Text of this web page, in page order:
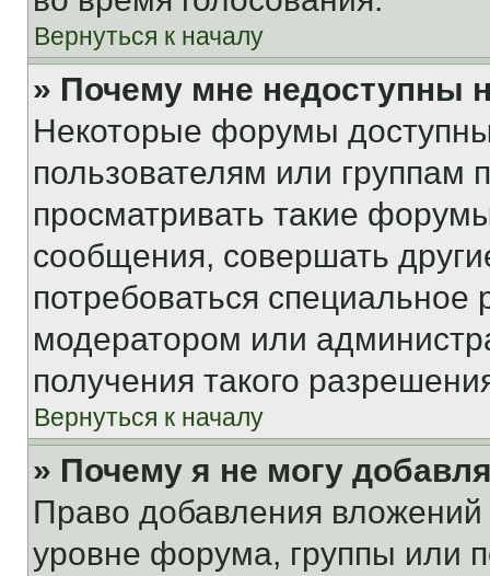
Вернуться к началу
» Почему мне недоступны
Некоторые форумы
пользователям или группам
просматривать такие
сообщения, совершать
потребоваться
модератором или
получения такого
Вернуться к началу
» Почему я не могу
Право добавления
уровне форума, группы или